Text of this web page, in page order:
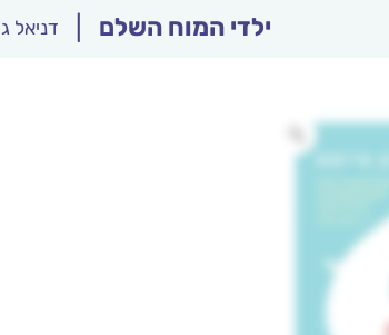
ילדי המוח השלם דניאל